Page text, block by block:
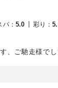
パ： 5.0 彩り ：
、ご馳走様でし